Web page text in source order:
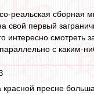
реальская сборная
свой первый
смотреть
с каким-
пресне